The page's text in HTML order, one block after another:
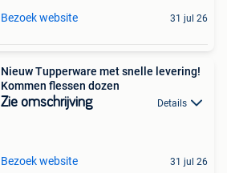
Bezoek website 31 jul 26
Nieuw Tupperware met snelle levering!
Kommen flessen dozen
Zie omschrijving Details
Bezoek website 31 jul 26